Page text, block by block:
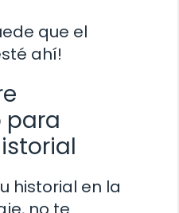
que el
ahí!
para
historial en la